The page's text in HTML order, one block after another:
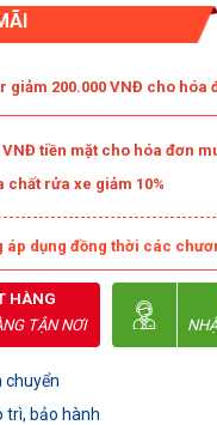
giảm 200.000 VNĐ cho
VNĐ tiền mặt cho hóa đơn
chất rửa xe giảm 10%
áp dụng đồng thời các
HÀNG
TẬN NƠI
chuyển
trì, bảo hành